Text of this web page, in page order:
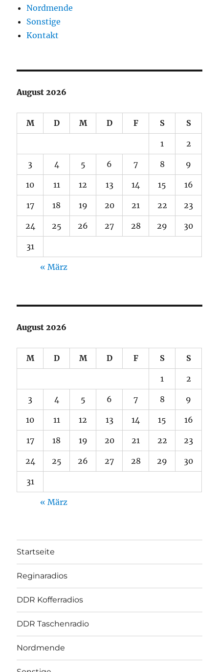
Nordmende
Sonstige
Kontakt
August 2026
M D M D F S S
1 2
3 4 5 6 7 8 9
10 11 12 13 14 15 16
17 18 19 20 21 22 23
24 25 26 27 28 29 30
31
« März
August 2026
M D M D F S S
1 2
3 4 5 6 7 8 9
10 11 12 13 14 15 16
17 18 19 20 21 22 23
24 25 26 27 28 29 30
31
« März
Startseite
Reginaradios
DDR Kofferradios
DDR Taschenradio
Nordmende